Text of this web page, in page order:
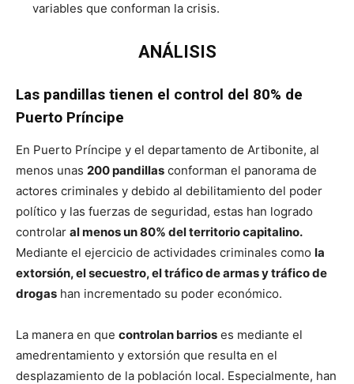
variables que conforman la crisis.
ANÁLISIS
Las pandillas tienen el control del 80% de
Puerto Príncipe
En Puerto Príncipe y el departamento de Artibonite, al
menos unas 200 pandillas conforman el panorama de
actores criminales y debido al debilitamiento del poder
político y las fuerzas de seguridad, estas han logrado
controlar al menos un 80% del territorio capitalino.
Mediante el ejercicio de actividades criminales como la
extorsión, el secuestro, el tráfico de armas y tráfico de
drogas han incrementado su poder económico.
La manera en que controlan barrios es mediante el
amedrentamiento y extorsión que resulta en el
desplazamiento de la población local. Especialmente, han